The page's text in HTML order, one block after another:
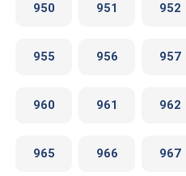
950 951 952
955 956 957
960 961 962
965 966 967